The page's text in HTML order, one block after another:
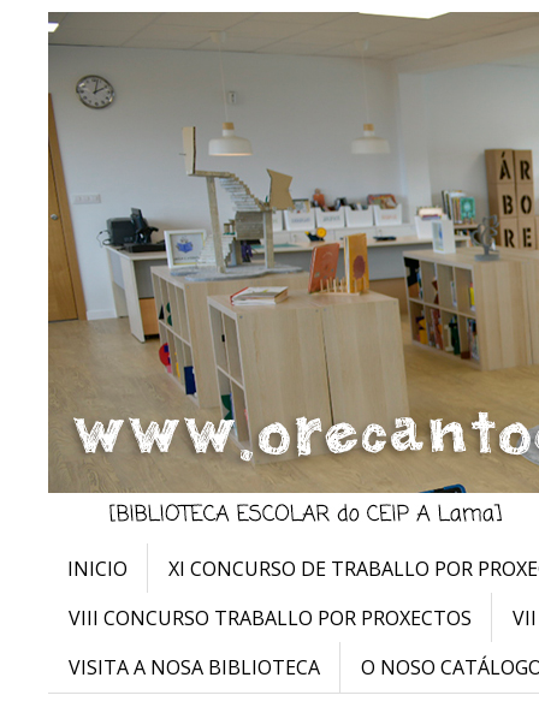
INICIO
XI CONCURSO DE TRABALLO POR
VIII CONCURSO TRABALLO POR PROXECTOS
VISITA A NOSA BIBLIOTECA
O NOSO